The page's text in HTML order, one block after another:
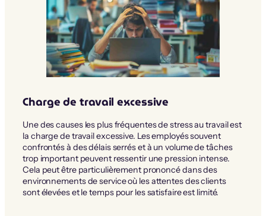
Charge de travail excessive
Une des causes les plus fréquentes de stress au travail est
la charge de travail excessive. Les employés souvent
confrontés à des délais serrés et à un volume de tâches
trop important peuvent ressentir une pression intense.
Cela peut être particulièrement prononcé dans des
environnements de service où les attentes des clients
sont élevées et le temps pour les satisfaire est limité.